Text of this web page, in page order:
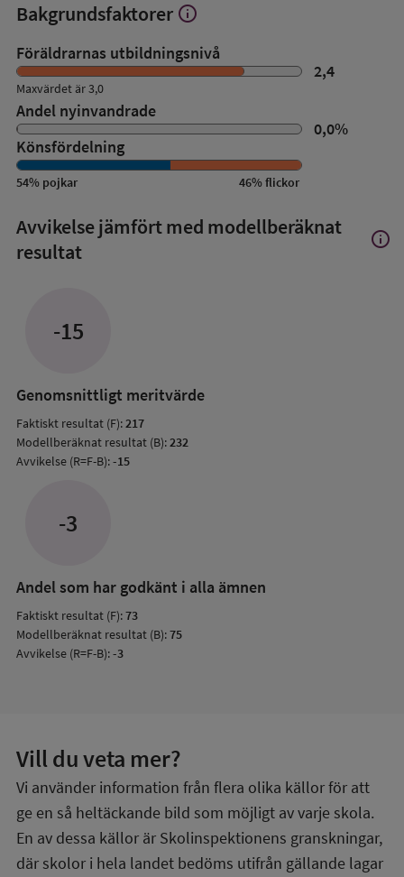
Bakgrundsfaktorer Visa
om
Bakgrundsfaktorer
info
Föräldrarnas utbildningsnivå
2,4
Maxvärdet är 3,0
Andel nyinvandrade
0,0%
Könsfördelning
54% pojkar 46%flickor
Avvikelse jämfört med modellberäknat
resultat
Visa
info
-15
Genomsnittligt meritvärde
Faktiskt resultat (F):217
Modellberäknat resultat (B):232
Avvikelse (R=F-B):-15
-3
Andel som har godkänt i alla ämnen
Faktiskt resultat (F):73
Modellberäknat resultat (B):75
Avvikelse (R=F-B):-3
Vill du veta mer?
Vi använder information från flera olika källor för att
ge en så heltäckande bild som möjligt av varje skola.
En av dessa källor är Skolinspektionens granskningar,
där skolor i hela landet bedöms utifrån gällande lagar